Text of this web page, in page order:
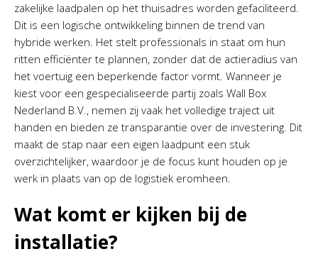
zakelijke laadpalen op het thuisadres worden gefaciliteerd.
Dit is een logische ontwikkeling binnen de trend van
hybride werken. Het stelt professionals in staat om hun
ritten efficiënter te plannen, zonder dat de actieradius van
het voertuig een beperkende factor vormt. Wanneer je
kiest voor een gespecialiseerde partij zoals Wall Box
Nederland B.V., nemen zij vaak het volledige traject uit
handen en bieden ze transparantie over de investering. Dit
maakt de stap naar een eigen laadpunt een stuk
overzichtelijker, waardoor je de focus kunt houden op je
werk in plaats van op de logistiek eromheen.
Wat komt er kijken bij de
installatie?